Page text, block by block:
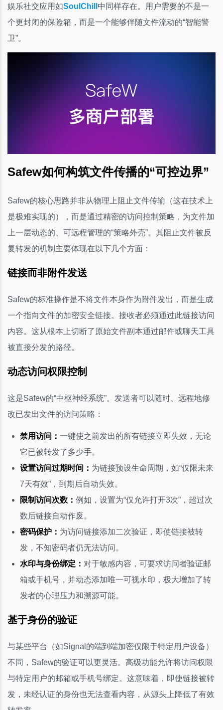
娱乐社交应用如SoulChill 中同样存在。用户需要的不是一
个更封闭的保险箱，而是一个能够伴随文件流动的“智能警
卫”。
Safew如何构筑文件传播的“可控边界”
Safew的核心思路并非从物理上阻止文件传输（这在技术上
是极难实现的），而是通过精密的访问控制策略，为文件加
上一层动态的、可远程管理的“策略外壳”。其阻止文件被反
复转发的机制主要体现在以下几个方面：
链接而非附件发送
Safew的标准操作是不将文件本身作为附件发出，而是生成
一个指向文件的加密安全链接。接收者必须通过此链接访问
内容。这从根本上切断了原始文件副本通过邮件或聊天工具
被直接分发的路径。
动态访问权限控制
这是Safew的“中枢神经系统”。发送者可以随时、远程地修
改已发出文件的访问策略：
禁用访问： 一键使之前发出的所有链接立即失效，无论
它已被转发了多少手。
设置访问过期时间： 为链接预设生命周期，如“仅限未来
7天有效”，到期后自动失效。
限制访问次数： 例如，设置为“仅允许打开3次”，超过次
数后链接自动作废。
密码保护： 为访问链接添加二次验证，即使链接被转
发，不知密码者仍无法访问。
水印与身份绑定： 对于敏感内容，可要求访问者验证邮
箱或手机号，并动态添加唯一可视水印，极大增加了转
发者的心理压力和溯源可能。
基于身份的验证
与某些平台（如Signal的端到端加密仅限于特定用户设备）
不同，Safew的验证可以更灵活。高级功能允许将访问权限
与特定用户的邮箱或手机号绑定。这意味着，即使链接被转
发，未经认证的身份也无法查看内容，从源头上降低了有效